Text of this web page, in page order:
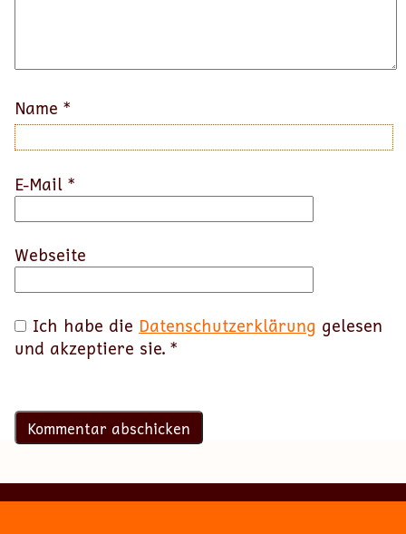
Name *
E-Mail *
Webseite
Ich habe die Datenschutzerklärung gelesen
und akzeptiere sie. *